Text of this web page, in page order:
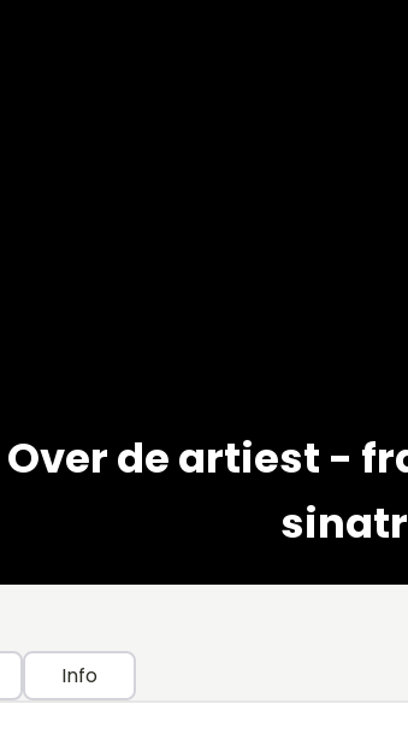
Over de artiest -
Info